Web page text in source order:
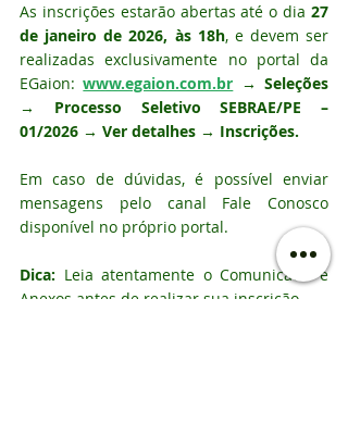
As inscrições estarão abertas até o dia 27
de janeiro de 2026, às 18h, e devem ser
realizadas exclusivamente no portal da
EGaion: www.egaion.com.br → Seleções
→ Processo Seletivo SEBRAE/PE –
01/2026 → Ver detalhes → Inscrições.
Em caso de dúvidas, é possível enviar
mensagens pelo canal Fale Conosco
disponível no próprio portal.
Dica: Leia atentamente o Comunicado e
Anexos antes de realizar sua inscrição.